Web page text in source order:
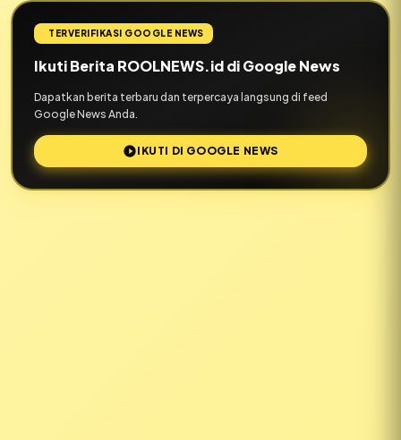
TERVERIFIKASI GOOGLE NEWS
Ikuti Berita ROOLNEWS.id di Google News
Dapatkan berita terbaru dan terpercaya langsung di feed
Google News Anda.
IKUTI DI GOOGLE NEWS